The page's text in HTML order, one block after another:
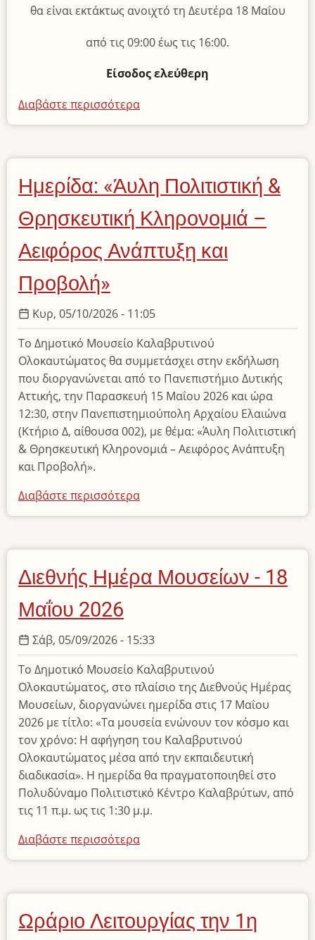
θα είναι εκτάκτως ανοιχτό τη Δευτέρα 18 Μαΐου
από τις 09:00 έως τις 16:00.
Είσοδος ελεύθερη
Διαβάστε περισσότερα
το
Ημέρα
Μουσείων
2026
«Τα
Μουσεία
ενώνουν
τον
Ημερίδα: «Άυλη Πολιτιστική &
Θρησκευτική Κληρονομιά –
Αειφόρος Ανάπτυξη και
Προβολή»
Κυρ, 05/10/2026 - 11:05
Το Δημοτικό Μουσείο Καλαβρυτινού
Ολοκαυτώματος θα συμμετάσχει στην εκδήλωση
που διοργανώνεται από το Πανεπιστήμιο Δυτικής
Αττικής, την Παρασκευή 15 Μαΐου 2026 και ώρα
12:30, στην Πανεπιστημιούπολη Αρχαίου Ελαιώνα
(Κτήριο Δ, αίθουσα 002), με θέμα: «Άυλη Πολιτιστική
& Θρησκευτική Κληρονομιά – Αειφόρος Ανάπτυξη
και Προβολή».
Διαβάστε περισσότερα
το
«Άυλη
&
–
Αειφόρος
Ανάπτυξη
και
Προβολή»
Διεθνής Ημέρα Μουσείων - 18
Μαΐου 2026
Σάβ, 05/09/2026 - 15:33
Το Δημοτικό Μουσείο Καλαβρυτινού
Ολοκαυτώματος, στο πλαίσιο της Διεθνούς Ημέρας
Μουσείων, διοργανώνει ημερίδα στις 17 Μαΐου
2026 με τίτλο: «Τα μουσεία ενώνουν τον κόσμο και
τον χρόνο: Η αφήγηση του Καλαβρυτινού
Ολοκαυτώματος μέσα από την εκπαιδευτική
διαδικασία». Η ημερίδα θα πραγματοποιηθεί στο
Πολυδύναμο Πολιτιστικό Κέντρο Καλαβρύτων, από
τις 11 π.μ. ως τις 1:30 μ.μ.
Διαβάστε περισσότερα
το
Ημέρα
Μουσείων
-
Ωράριο Λειτουργίας την 1η